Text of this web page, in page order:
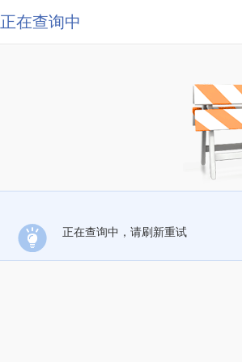
正在查询中
正在查询中，请刷新重试